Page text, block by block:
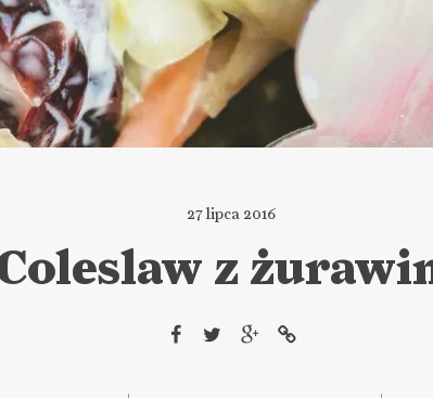
27 lipca 2016
z